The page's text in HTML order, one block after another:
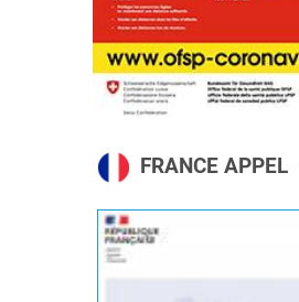
FRANCE APPEL